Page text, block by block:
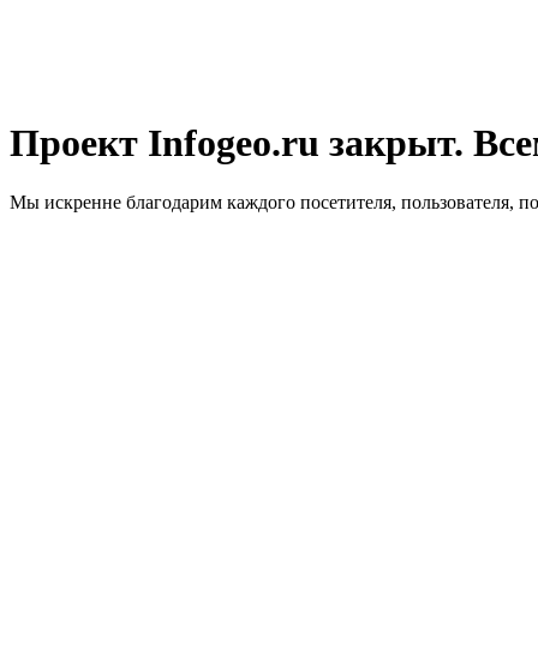
Проект Infogeo.ru закрыт.
Мы искренне благодарим каждого посетителя, пользователя,